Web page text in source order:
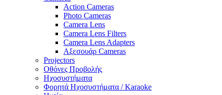
Action Cameras
Photo Cameras
Camera Lens
Camera Lens Filters
Camera Lens Adapters
Αξεσουάρ Cameras
Projectors
Οθόνες Προβολής
Ηχοσυστήματα
Φορητά Ηχοσυστήματα / Karaoke